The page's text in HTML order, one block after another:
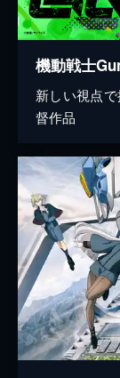
新しい視点
督作品